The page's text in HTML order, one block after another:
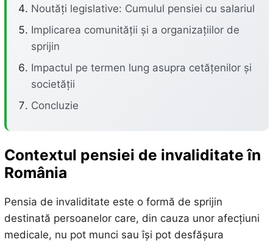
Noutăți legislative: Cumulul pensiei cu salariul
Implicarea comunității și a organizațiilor de
sprijin
Impactul pe termen lung asupra cetățenilor și
societății
Concluzie
Contextul pensiei de invaliditate în
România
Pensia de invaliditate este o formă de sprijin
destinată persoanelor care, din cauza unor afecțiuni
medicale, nu pot munci sau își pot desfășura